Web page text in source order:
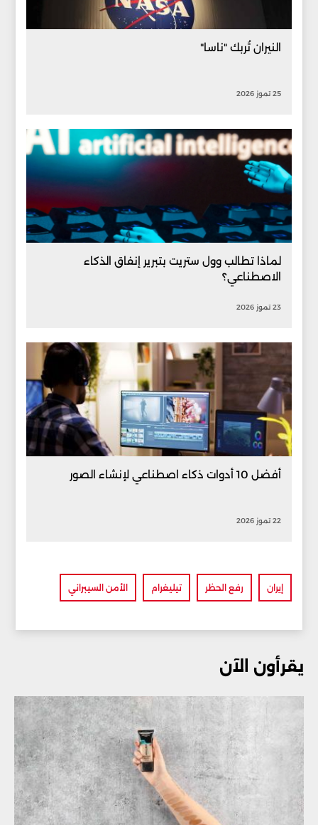
النيران تُربك "ناسا"
25 تموز 2026
لماذا تطالب وول ستريت بتبرير إنفاق الذكاء
الاصطناعي؟
23 تموز 2026
أفضل 10 أدوات ذكاء اصطناعي لإنشاء الصور
22 تموز 2026
إيران رفع الحظر تيليغرام الأمن السيبراني
يقرأون الآن